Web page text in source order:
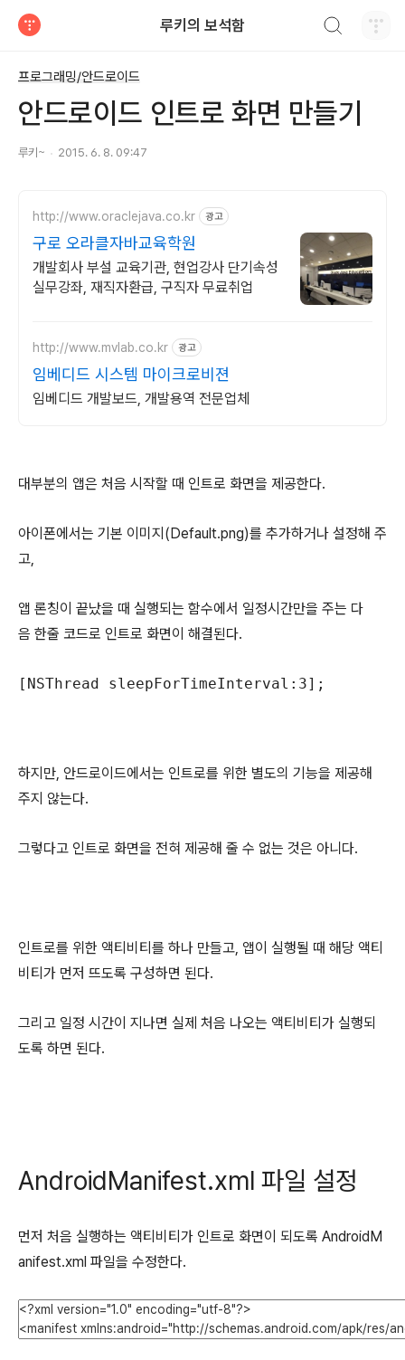
루키의 보석함
프로그래밍/안드로이드
안드로이드 인트로 화면 만들기
루키~ 2015. 6. 8. 09:47
http://www.oraclejava.co.kr 광고
구로 오라클자바교육학원
개발회사 부설 교육기관, 현업강사 단기속성
실무강좌, 재직자환급, 구직자 무료취업
http://www.mvlab.co.kr 광고
임베디드 시스템 마이크로비젼
임베디드 개발보드, 개발용역 전문업체
대부분의 앱은 처음 시작할 때 인트로 화면을 제공한다.
아이폰에서는 기본 이미지(Default.png)를 추가하거나 설정해 주
고,
앱 론칭이 끝났을 때 실행되는 함수에서 일정시간만을 주는 다
음 한줄 코드로 인트로 화면이 해결된다.
[NSThread sleepForTimeInterval:3];
하지만, 안드로이드에서는 인트로를 위한 별도의 기능을 제공해
주지 않는다.
그렇다고 인트로 화면을 전혀 제공해 줄 수 없는 것은 아니다.
인트로를 위한 액티비티를 하나 만들고, 앱이 실행될 때 해당 액티
비티가 먼저 뜨도록 구성하면 된다.
그리고 일정 시간이 지나면 실제 처음 나오는 액티비티가 실행되
도록 하면 된다.
AndroidManifest.xml 파일 설정
먼저 처음 실행하는 액티비티가 인트로 화면이 되도록 AndroidM
anifest.xml 파일을 수정한다.